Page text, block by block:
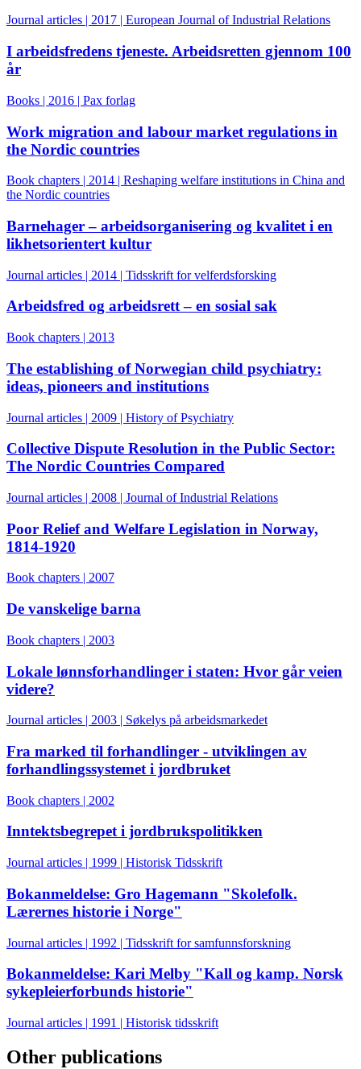
Journal articles | 2017 | European Journal of Industrial Relations
I arbeidsfredens tjeneste. Arbeidsretten gjennom 100
år
Books | 2016 | Pax forlag
Work migration and labour market regulations in
the Nordic countries
Book chapters | 2014 | Reshaping welfare institutions in China and
the Nordic countries
Barnehager – arbeidsorganisering og kvalitet i en
likhetsorientert kultur
Journal articles | 2014 | Tidsskrift for velferdsforsking
Arbeidsfred og arbeidsrett – en sosial sak
Book chapters | 2013
The establishing of Norwegian child psychiatry:
ideas, pioneers and institutions
Journal articles | 2009 | History of Psychiatry
Collective Dispute Resolution in the Public Sector:
The Nordic Countries Compared
Journal articles | 2008 | Journal of Industrial Relations
Poor Relief and Welfare Legislation in Norway,
1814-1920
Book chapters | 2007
De vanskelige barna
Book chapters | 2003
Lokale lønnsforhandlinger i staten: Hvor går veien
videre?
Journal articles | 2003 | Søkelys på arbeidsmarkedet
Fra marked til forhandlinger - utviklingen av
forhandlingssystemet i jordbruket
Book chapters | 2002
Inntektsbegrepet i jordbrukspolitikken
Journal articles | 1999 | Historisk Tidsskrift
Bokanmeldelse: Gro Hagemann "Skolefolk.
Lærernes historie i Norge"
Journal articles | 1992 | Tidsskrift for samfunnsforskning
Bokanmeldelse: Kari Melby "Kall og kamp. Norsk
sykepleierforbunds historie"
Journal articles | 1991 | Historisk tidsskrift
Other publications